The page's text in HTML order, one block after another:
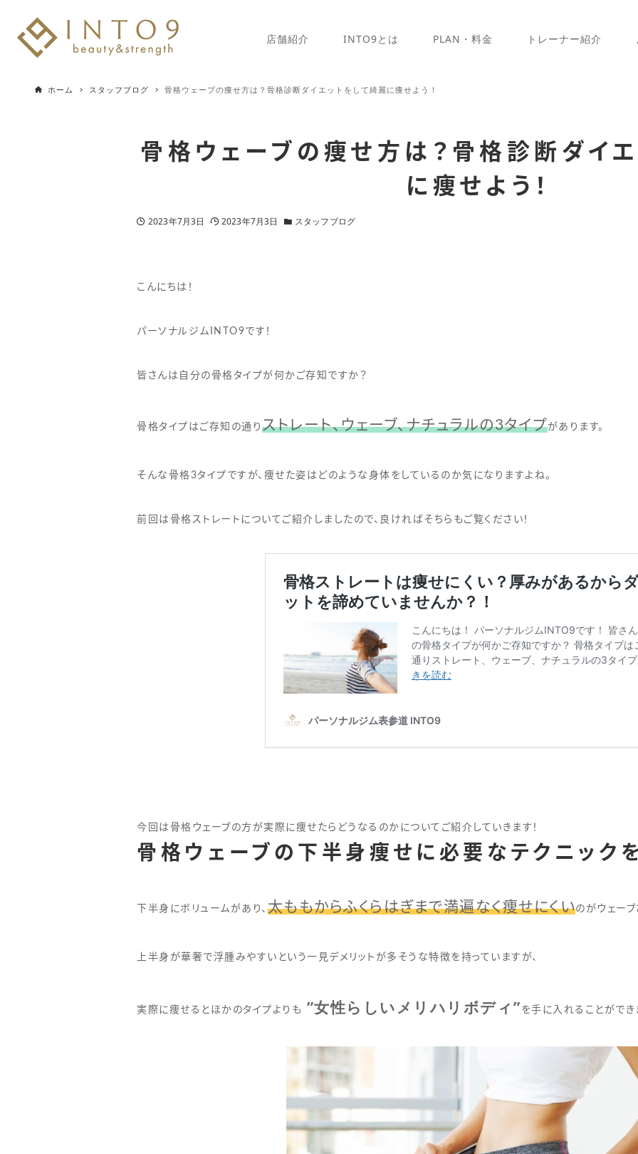
店舗紹介 INTO9とは PLAN・料金 トレーナー紹介
ホーム スタッフブログ 骨格ウェーブの痩せ方は？骨格診断ダイエットをして綺麗に痩せよう！
骨格ウェーブの痩せ方は？骨格診断ダイ
に痩せよう！
2023年7月3日 2023年7月3日 スタッフブログ
こんにちは！
パーソナルジムINTO9です！
皆さんは自分の骨格タイプが何かご存知ですか？
骨格タイプはご存知の通り ストレート、ウェーブ、ナチュラルの3タイプがあります。
そんな骨格3タイプですが、痩せた姿はどのような身体をしているのか気になりますよね。
前回は骨格ストレートについてご紹介しましたので、良ければそちらもご覧ください！
今回は骨格ウェーブの方が実際に痩せたらどうなるのかについてご紹介していきます！
骨格ウェーブの下半身痩せに必要なテクニック
下半身にボリュームがあり、 太ももからふくらはぎまで満遍なく痩せにくいのがウェーブ
上半身が華奢で浮腫みやすいという一見デメリットが多そうな特徴を持っていますが、
実際に痩せるとほかのタイプよりも ”女性らしいメリハリボディ” を手に入れることができ